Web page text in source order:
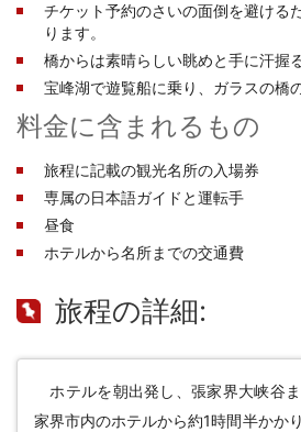
チケット予約のさいの面倒を避ける
ります。
橋からは素晴らしい眺めと手に汗握
宝峰湖で遊覧船に乗り、ガラスの橋
料金に含まれるもの
旅程に記載の観光名所の入場券
専属の日本語ガイドと運転手
昼食
ホテルから名所までの交通費
旅程の詳細:
ホテルを朝出発し、張家界大峡谷
家界市内のホテルから約1時間半かか